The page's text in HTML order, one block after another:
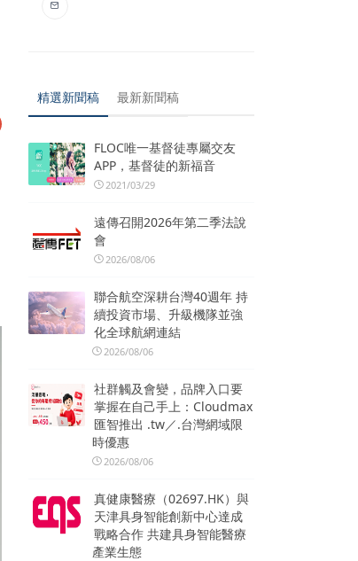
精選新聞稿 最新新聞稿
FLOC唯一基督徒專屬交友
APP，基督徒的新福音
2021/03/29
遠傳召開2026年第二季法說
會
2026/08/06
聯合航空深耕台灣40週年 持
續投資市場、升級機隊並強
化全球航網連結
2026/08/06
社群觸及會變，品牌入口要
掌握在自己手上：Cloudmax
匯智推出 .tw／.台灣網域限
時優惠
2026/08/06
真健康醫療（02697.HK）與
天津具身智能創新中心達成
戰略合作 共建具身智能醫療
產業生態